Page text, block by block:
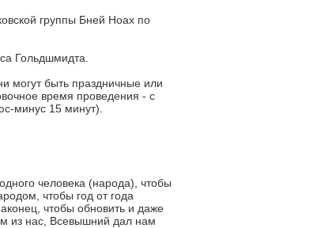
группы Бней Ноах по
Гольдшмидта.
могут быть праздничные или
время проведения - с
минус 15 минут).
человека (народа), чтобы
чтобы год от года
чтобы обновить и даже
из нас, Всевышний дал нам